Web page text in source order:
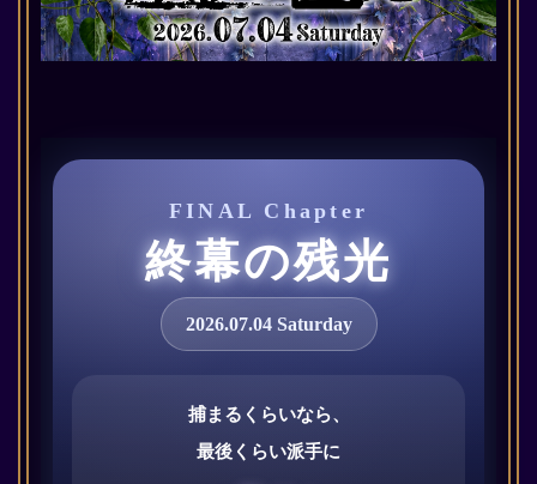
FINAL Chapter
終幕の残光
2026.07.04 Saturday
捕まるくらいなら、
最後くらい派手に